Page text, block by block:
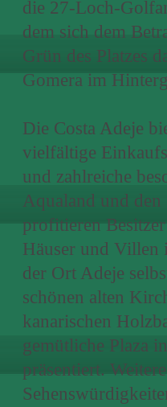
die 27-Loch-
dem sich dem
Grün des Platzes
Gomera im
Die Costa Adeje
vielfältige
und zahlreiche
Aqualand und
profitieren
Häuser und Villen
der Ort Adeje
schönen alten
kanarischen
gemütliche Plaza
präsentiert.